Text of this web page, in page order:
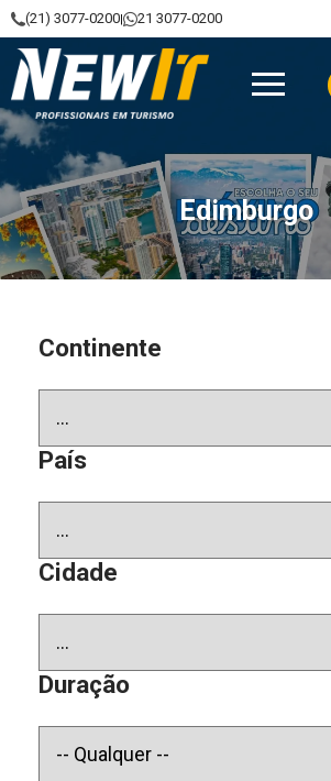
(21) 3077-0200 21 3077-0200
NewIt - Profissionais em Turismo
Edimburgo
Continente
País
Cidade
Duração